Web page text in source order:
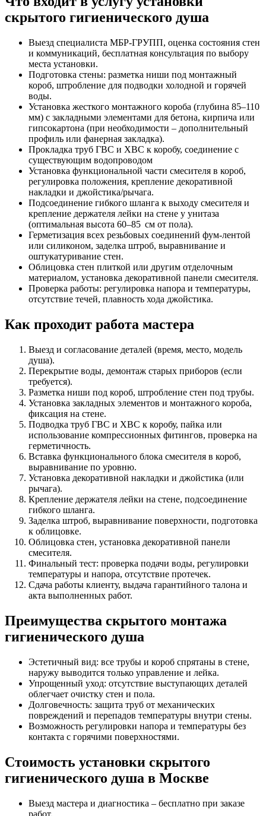
скрытого гигиенического душа
Выезд специалиста МБР‑ГРУПП, оценка состояния стен
и коммуникаций, бесплатная консультация по выбору
места установки.
Подготовка стены: разметка ниши под монтажный
короб, штробление для подводки холодной и горячей
воды.
Установка жесткого монтажного короба (глубина 85–110
мм) с закладными элементами для бетона, кирпича или
гипсокартона (при необходимости – дополнительный
профиль или фанерная закладка).
Прокладка труб ГВС и ХВС к коробу, соединение с
существующим водопровoдом
Установка функциональной части смесителя в короб,
регулировка положения, крепление декоративной
накладки и джойстика/рычага.
Подсоединение гибкого шланга к выходу смесителя и
крепление держателя лейки на стене у унитаза
(оптимальная высота 60–85 см от пола).
Герметизация всех резьбовых соединений фум‑лентой
или силиконом, заделка штроб, выравнивание и
оштукатуривание стен.
Облицовка стен плиткой или другим отделочным
материалом, установка декоративной панели смесителя.
Проверка работы: регулировка напора и температуры,
отсутствие течей, плавность хода джойстика.
Как проходит работа мастера
Выезд и согласование деталей (время, место, модель
душа).
Перекрытие воды, демонтаж старых приборов (если
требуется).
Разметка ниши под короб, штробление стен под трубы.
Установка закладных элементов и монтажного короба,
фиксация на стене.
Подводка труб ГВС и ХВС к коробу, пайка или
использование компрессионных фитингов, проверка на
герметичность.
Вставка функционального блока смесителя в короб,
выравнивание по уровню.
Установка декоративной накладки и джойстика (или
рычага).
Крепление держателя лейки на стене, подсоединение
гибкого шланга.
Заделка штроб, выравнивание поверхности, подготовка
к облицовке.
Облицовка стен, установка декоративной панели
смесителя.
Финальный тест: проверка подачи воды, регулировки
температуры и напора, отсутствие протечек.
Сдача работы клиенту, выдача гарантийного талона и
акта выполненных работ.
Преимущества скрытого монтажа
гигиенического душа
Эстетичный вид: все трубы и короб спрятаны в стене,
наружу выводится только управление и лейка.
Упрощенный уход: отсутствие выступающих деталей
облегчает очистку стен и пола.
Долговечность: защита труб от механических
повреждений и перепадов температуры внутри стены.
Возможность регулировки напора и температуры без
контакта с горячими поверхностями.
Стоимость установки скрытого
гигиенического душа в Москве
Выезд мастера и диагностика – бесплатно при заказе
работ.